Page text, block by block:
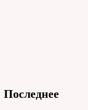
Последнее